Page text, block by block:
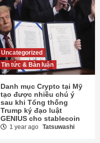
Uncategorized
Tin tức & Bàn luận
Danh mục Crypto tại Mỹ
tạo được nhiều chú ý
sau khi Tổng thống
Trump ký đạo luật
GENIUS cho stablecoin
1 year ago Tatsuwashi